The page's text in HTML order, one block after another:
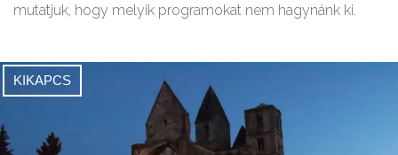
mutatjuk, hogy melyik programokat nem hagynánk ki.
KIKAPCS